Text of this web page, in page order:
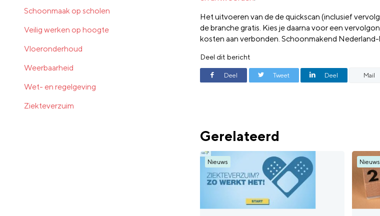
Het uitvoeren van de dequickscan (inclusief
de branchegratis. Kies je daarna voor een
kosten aan verbonden. Schoonmakend
Deel dit bericht
Deel Tweet Deel Mail
Gerelateerd
Nieuws Nieuws
Schoonmaak op scholen
Veilig werken op hoogte
Vloeronderhoud
Weerbaarheid
Wet- en regelgeving
Ziekteverzuim